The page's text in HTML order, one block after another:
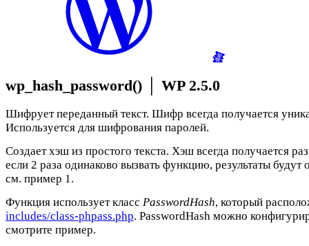
wp_hash_password() WP 2.5.0
Шифрует переданный текст. Шифр всегда получается
Используется для шифрования паролей.
Создает хэш из простого текста. Хэш всегда получается
если 2 раза одинаково вызвать функцию, результаты будут
см. пример 1.
Функция использует класс PasswordHash, который
includes/class-phpass.php. PasswordHash можно
смотрите пример.